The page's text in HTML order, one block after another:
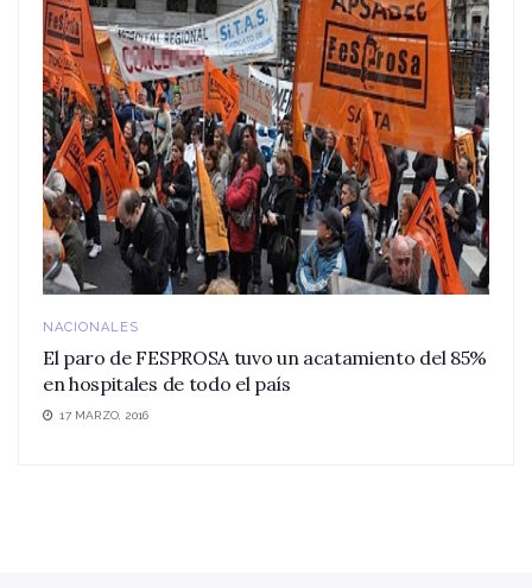
NACIONALES
El paro de FESPROSA tuvo un acatamiento del 85%
en hospitales de todo el país
17 MARZO, 2016